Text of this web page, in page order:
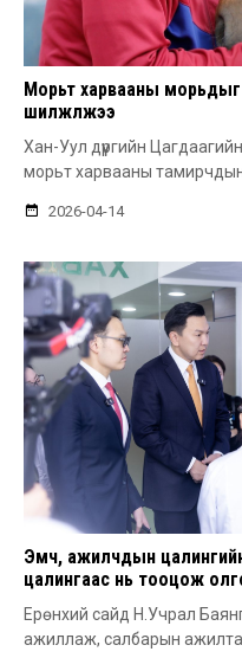
Морьт харвааны морьдыг
шилжүүлжээ
Хан-Уул дүүргийн
морьт харвааны
2026-04-14
Эмч, ажилчдын
цалингаас нь тооцож
Ерөнхий сайд Н.Учрал
ажиллаж, салбарын